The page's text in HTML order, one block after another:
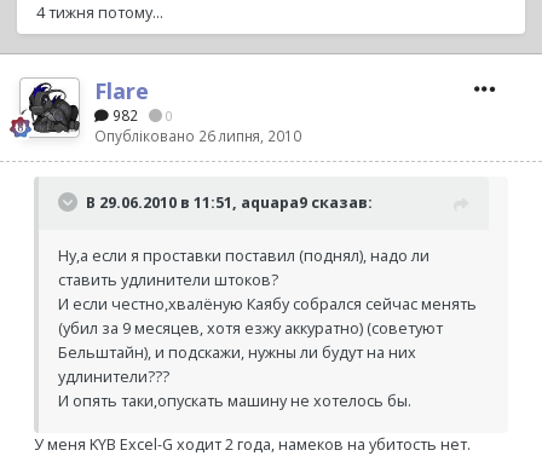
4 тижня потому...
Flare
982 0
Опубліковано 26 липня, 2010
В 29.06.2010 в 11:51, aquapa9 сказав:
Ну,а если я проставки поставил (поднял), надо ли
ставить удлинители штоков?
И если честно,хвалёную Каябу собрался сейчас менять
(убил за 9 месяцев, хотя езжу аккуратно) (советуют
Бельштайн), и подскажи, нужны ли будут на них
удлинители???
И опять таки,опускать машину не хотелось бы.
У меня KYB Excel-G ходит 2 года, намеков на убитость нет.